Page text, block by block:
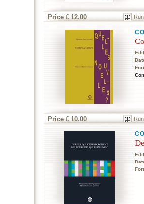
Price £ 12.00
Price £ 10.00